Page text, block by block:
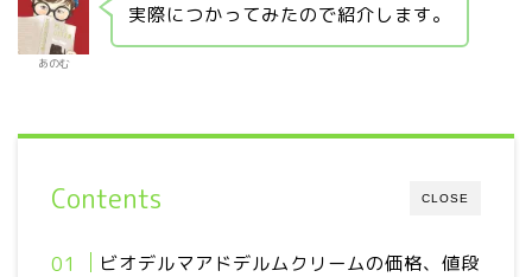
あのむ
実際につかってみたので紹介します。
CLOSE
Contents
ビオデルマアドデルムクリームの価格、値段